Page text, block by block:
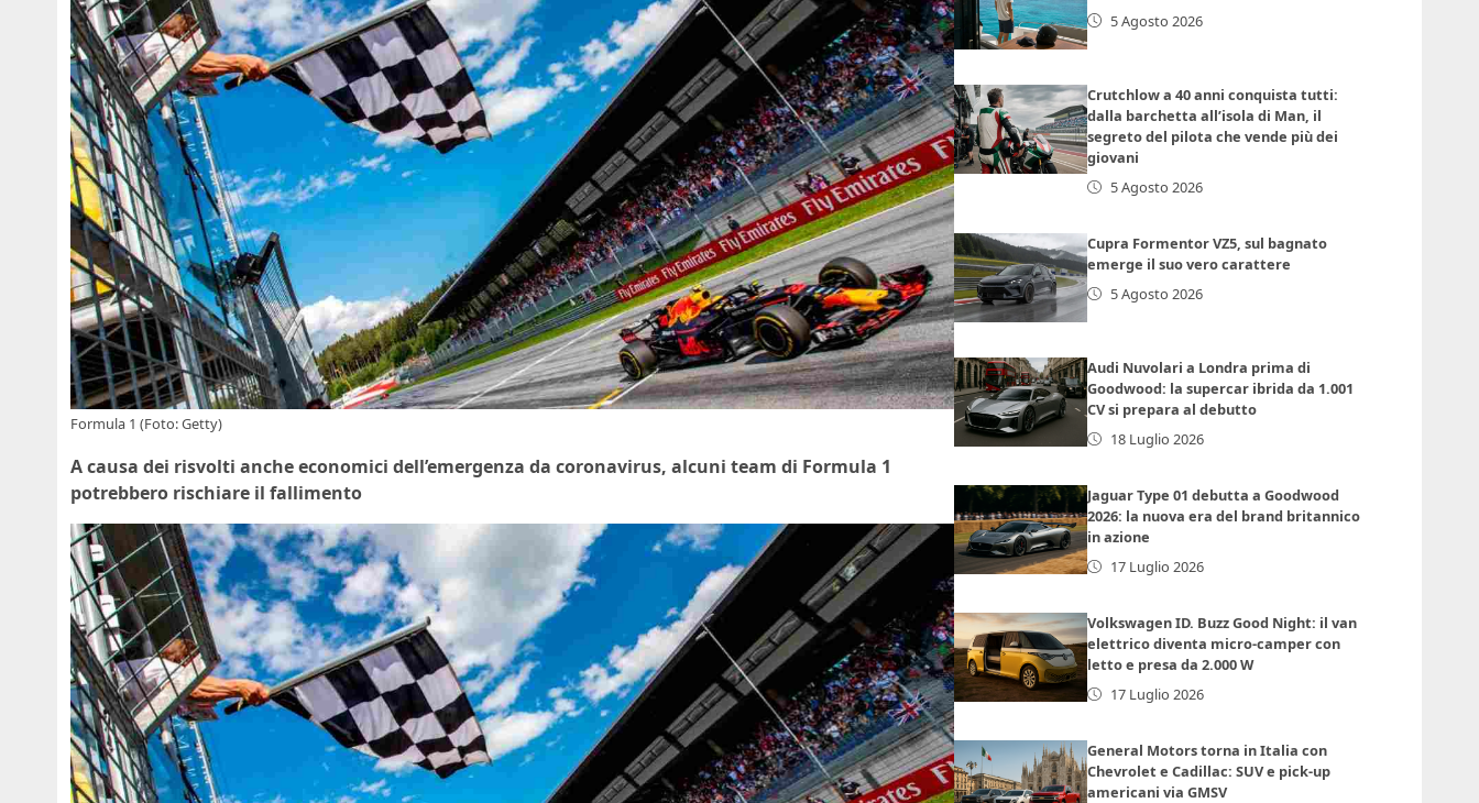
Formula 1 (Foto: Getty)
A causa dei risvolti anche economici dell’emergenza da coronavirus, alcuni team di Formula 1
potrebbero rischiare il fallimento
5 Agosto 2026
Crutchlow a 40 anni conquista tutti:
dalla barchetta all’isola di Man, il
segreto del pilota che vende più dei
giovani
5 Agosto 2026
Cupra Formentor VZ5, sul bagnato
emerge il suo vero carattere
5 Agosto 2026
Audi Nuvolari a Londra prima di
Goodwood: la supercar ibrida da 1.001
CV si prepara al debutto
18 Luglio 2026
Jaguar Type 01 debutta a Goodwood
2026: la nuova era del brand britannico
in azione
17 Luglio 2026
Volkswagen ID. Buzz Good Night: il van
elettrico diventa micro-camper con
letto e presa da 2.000 W
17 Luglio 2026
General Motors torna in Italia con
Chevrolet e Cadillac: SUV e pick-up
americani via GMSV